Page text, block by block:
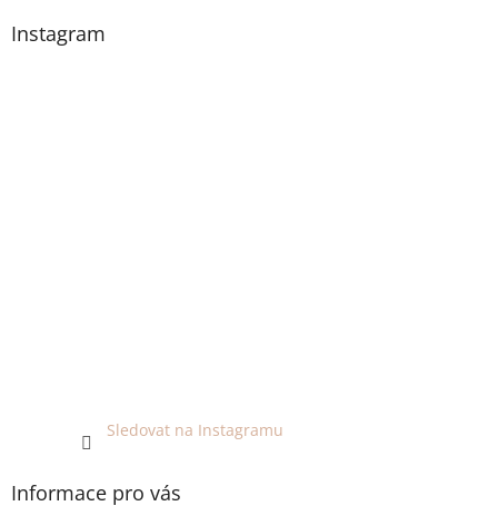
Instagram
Sledovat na Instagramu
Informace pro vás